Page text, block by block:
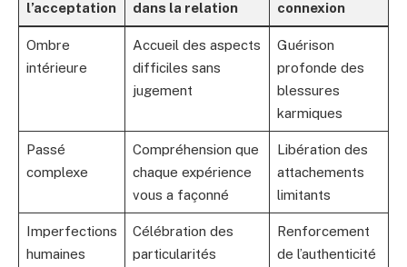
l’acceptation
dans la relation
connexion
Ombre
intérieure
Accueil des aspects
difficiles sans
jugement
Guérison
profonde des
blessures
karmiques
Passé
complexe
Compréhension que
chaque expérience
vous a façonné
Libération des
attachements
limitants
Imperfections
humaines
Célébration des
particularités
Renforcement
de l’authenticité